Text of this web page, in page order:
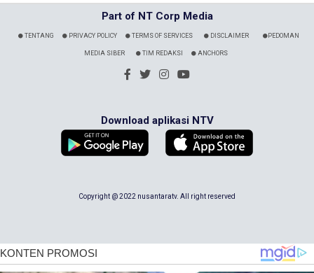
Part of NT Corp Media
TENTANG PRIVACY POLICY TERMS OF SERVICES DISCLAIMER PEDOMAN
MEDIA SIBER TIM REDAKSI ANCHORS
Download aplikasi NTV
Copyright @ 2022 nusantaratv. All right reserved